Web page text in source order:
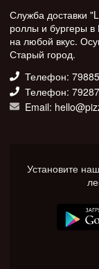
Служба доставки
роллы и бургеры
на любой вкус.
Старый город.
Телефон:
Телефон:
Email:
Установите